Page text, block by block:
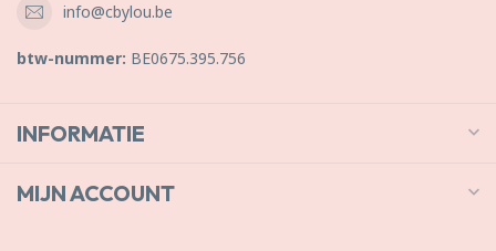
info@cbylou.be
btw-nummer: BE0675.395.756
INFORMATIE
MIJN ACCOUNT